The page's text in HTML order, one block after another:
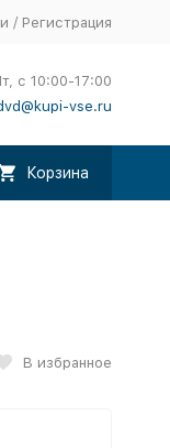
/ Регистрация
с 10:00-17:00
vse.ru
Корзина
В избранное